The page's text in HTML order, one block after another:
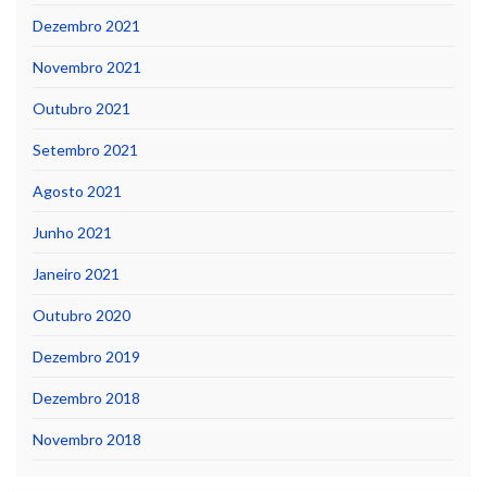
Dezembro 2021
Novembro 2021
Outubro 2021
Setembro 2021
Agosto 2021
Junho 2021
Janeiro 2021
Outubro 2020
Dezembro 2019
Dezembro 2018
Novembro 2018